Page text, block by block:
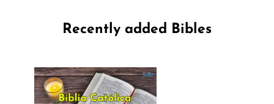
Recently added Bibles